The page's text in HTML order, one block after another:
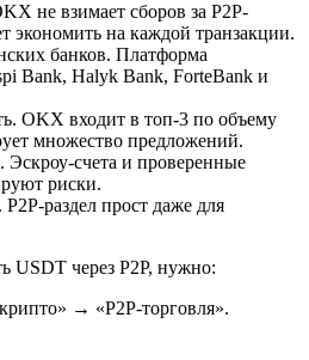
не взимает сборов за P2P-
экономить на каждой транзакции.
банков. Платформа
Bank, Halyk Bank, ForteBank и
OKX входит в топ-3 по объему
множество предложений.
Эскроу-счета и проверенные
риски.
раздел прост даже для
USDT через P2P, нужно:
→ «P2P-торговля».